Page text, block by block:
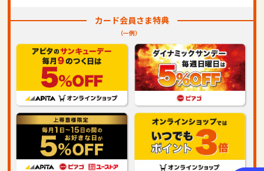
カード会員さま特典
（一例）